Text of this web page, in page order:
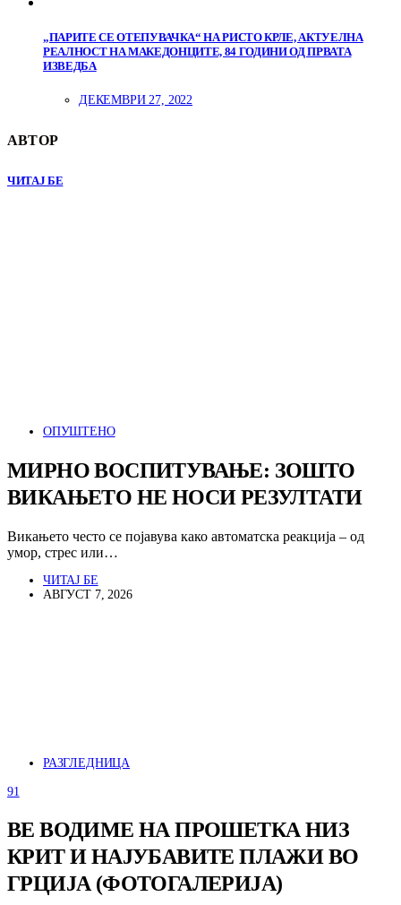
„ПАРИТЕ СЕ ОТЕПУВАЧКА“ НА РИСТО КРЛЕ, АКТУЕЛНА
РЕАЛНОСТ НА МАКЕДОНЦИТЕ, 84 ГОДИНИ ОД ПРВАТА
ИЗВЕДБА
ДЕКЕМВРИ 27, 2022
АВТОР
ЧИТАЈ БЕ
ОПУШТЕНО
МИРНО ВОСПИТУВАЊЕ: ЗОШТО
ВИКАЊЕТО НЕ НОСИ РЕЗУЛТАТИ
Викањето често се појавува како автоматска реакција – од
умор, стрес или…
ЧИТАЈ БЕ
АВГУСТ 7, 2026
РАЗГЛЕДНИЦА
91
ВЕ ВОДИМЕ НА ПРОШЕТКА НИЗ
КРИТ И НАЈУБАВИТЕ ПЛАЖИ ВО
ГРЦИЈА (ФОТОГАЛЕРИЈА)